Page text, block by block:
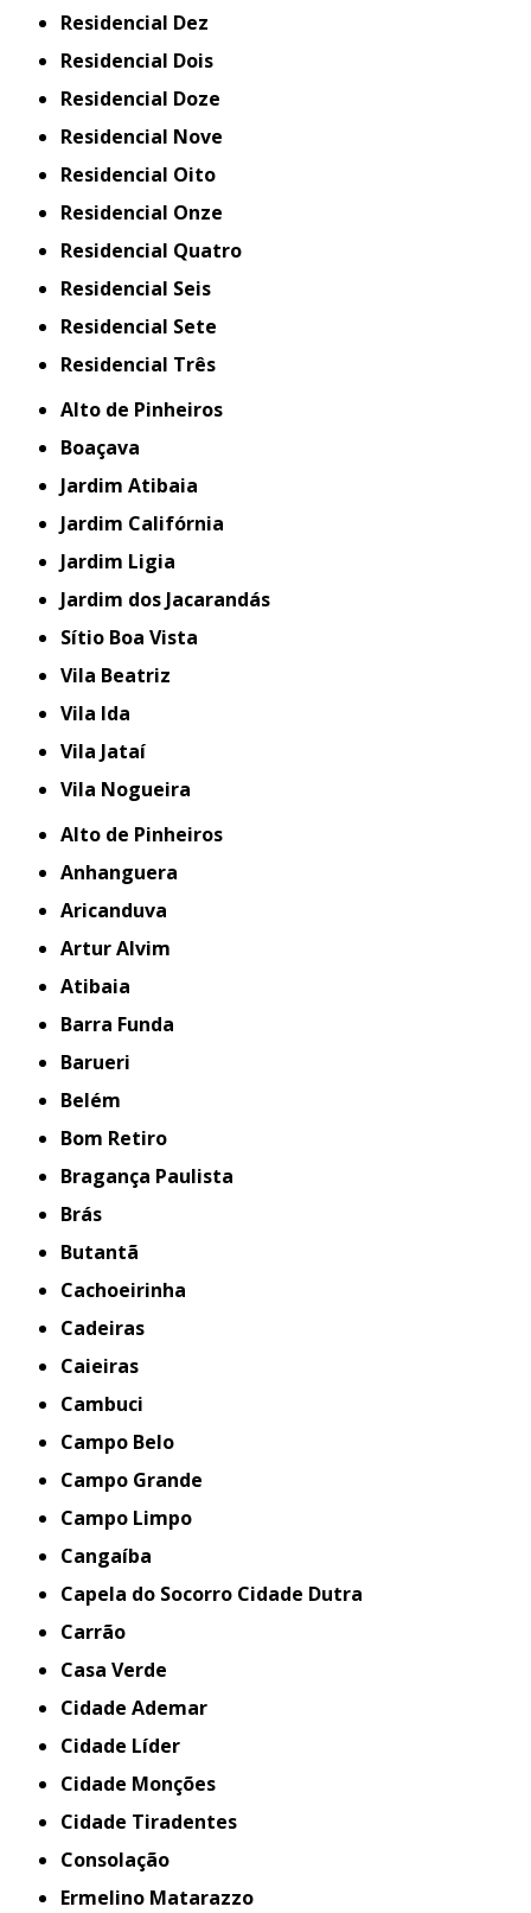
Residencial Dez
Residencial Dois
Residencial Doze
Residencial Nove
Residencial Oito
Residencial Onze
Residencial Quatro
Residencial Seis
Residencial Sete
Residencial Três
Alto de Pinheiros
Boaçava
Jardim Atibaia
Jardim Califórnia
Jardim Ligia
Jardim dos Jacarandás
Sítio Boa Vista
Vila Beatriz
Vila Ida
Vila Jataí
Vila Nogueira
Alto de Pinheiros
Anhanguera
Aricanduva
Artur Alvim
Atibaia
Barra Funda
Barueri
Belém
Bom Retiro
Bragança Paulista
Brás
Butantã
Cachoeirinha
Cadeiras
Caieiras
Cambuci
Campo Belo
Campo Grande
Campo Limpo
Cangaíba
Capela do Socorro Cidade Dutra
Carrão
Casa Verde
Cidade Ademar
Cidade Líder
Cidade Monções
Cidade Tiradentes
Consolação
Ermelino Matarazzo